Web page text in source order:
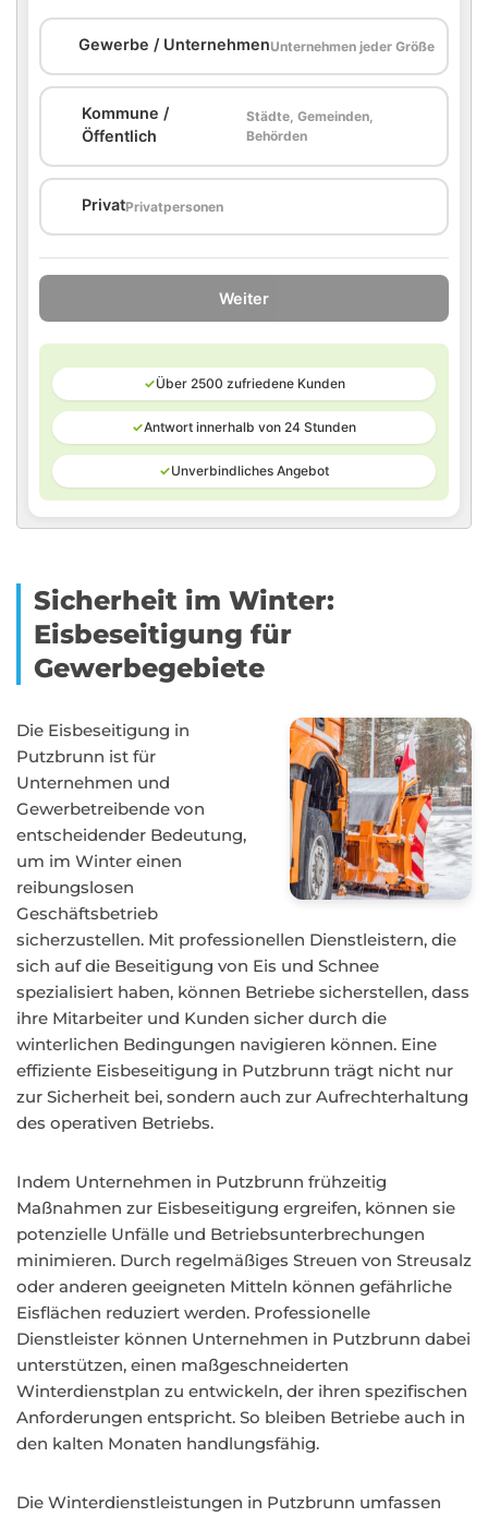
Gewerbe / UnternehmenUnternehmen jeder Größe
Kommune /
Öffentlich
Städte, Gemeinden,
Behörden
PrivatPrivatpersonen
Weiter
✓Über 2500 zufriedene Kunden
✓Antwort innerhalb von 24 Stunden
✓Unverbindliches Angebot
Sicherheit im Winter:
Eisbeseitigung für
Gewerbegebiete
Die Eisbeseitigung in
Putzbrunn ist für
Unternehmen und
Gewerbetreibende von
entscheidender Bedeutung,
um im Winter einen
reibungslosen
Geschäftsbetrieb
sicherzustellen. Mit professionellen Dienstleistern, die
sich auf die Beseitigung von Eis und Schnee
spezialisiert haben, können Betriebe sicherstellen, dass
ihre Mitarbeiter und Kunden sicher durch die
winterlichen Bedingungen navigieren können. Eine
effiziente Eisbeseitigung in Putzbrunn trägt nicht nur
zur Sicherheit bei, sondern auch zur Aufrechterhaltung
des operativen Betriebs.
Indem Unternehmen in Putzbrunn frühzeitig
Maßnahmen zur Eisbeseitigung ergreifen, können sie
potenzielle Unfälle und Betriebsunterbrechungen
minimieren. Durch regelmäßiges Streuen von Streusalz
oder anderen geeigneten Mitteln können gefährliche
Eisflächen reduziert werden. Professionelle
Dienstleister können Unternehmen in Putzbrunn dabei
unterstützen, einen maßgeschneiderten
Winterdienstplan zu entwickeln, der ihren spezifischen
Anforderungen entspricht. So bleiben Betriebe auch in
den kalten Monaten handlungsfähig.
Die Winterdienstleistungen in Putzbrunn umfassen